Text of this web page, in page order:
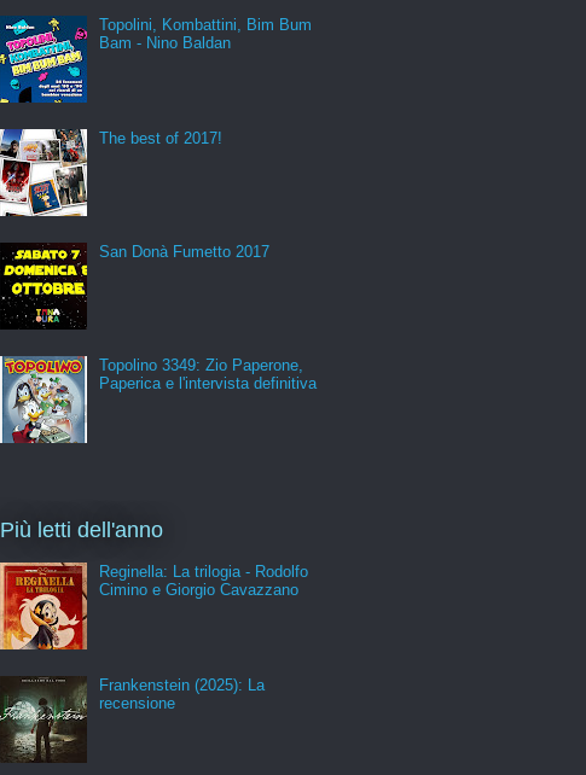
Topolini, Kombattini, Bim Bum
Bam - Nino Baldan
The best of 2017!
San Donà Fumetto 2017
Topolino 3349: Zio Paperone,
Paperica e l'intervista definitiva
Più letti dell'anno
Reginella: La trilogia - Rodolfo
Cimino e Giorgio Cavazzano
Frankenstein (2025): La
recensione